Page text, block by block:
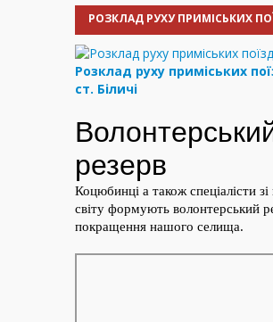
РОЗКЛАД РУХУ ПРИМІСЬКИХ
Розклад руху приміських
ст. Біличі